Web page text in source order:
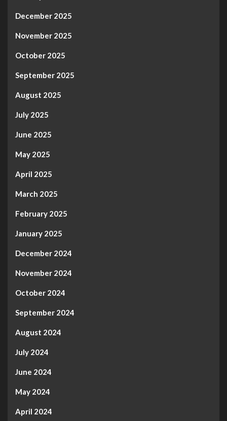
December 2025
November 2025
October 2025
September 2025
August 2025
July 2025
June 2025
May 2025
April 2025
March 2025
February 2025
January 2025
December 2024
November 2024
October 2024
September 2024
August 2024
July 2024
June 2024
May 2024
April 2024